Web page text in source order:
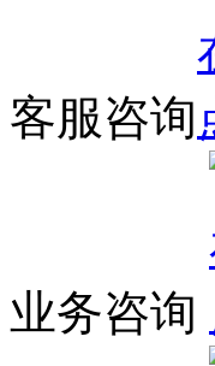
客服咨询
业务咨询